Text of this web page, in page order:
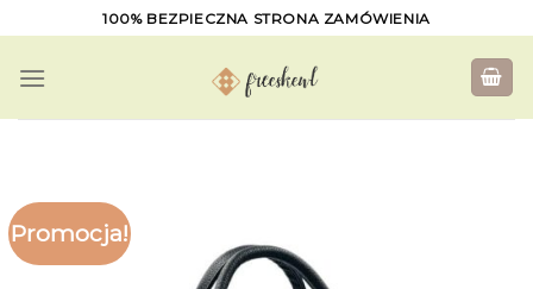
to
content
100% BEZPIECZNA STRONA ZAMÓWIENIA
Promocja!